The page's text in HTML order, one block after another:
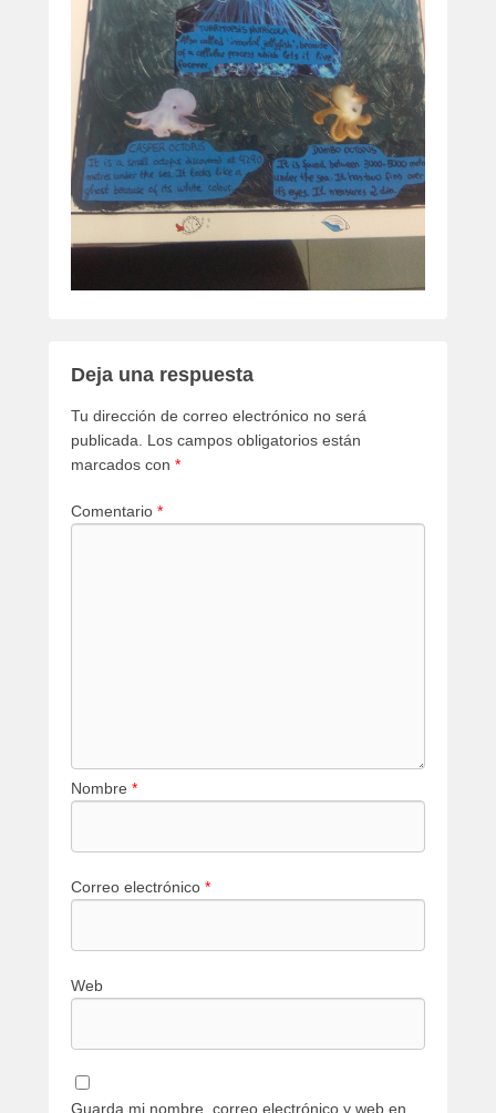
Deja una respuesta
Tu dirección de correo electrónico no será
publicada.
Los campos obligatorios están
marcados con *
Comentario *
Nombre *
Correo electrónico *
Web
Guarda mi nombre, correo electrónico y web en